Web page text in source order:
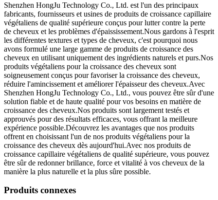
Shenzhen HongJu Technology Co., Ltd. est l'un des principaux
fabricants, fournisseurs et usines de produits de croissance capillaire
végétaliens de qualité supérieure conçus pour lutter contre la perte
de cheveux et les problèmes d'épaississement.Nous gardons à l'esprit
les différentes textures et types de cheveux, c'est pourquoi nous
avons formulé une large gamme de produits de croissance des
cheveux en utilisant uniquement des ingrédients naturels et purs.Nos
produits végétaliens pour la croissance des cheveux sont
soigneusement conçus pour favoriser la croissance des cheveux,
réduire l'amincissement et améliorer l'épaisseur des cheveux.Avec
Shenzhen HongJu Technology Co., Ltd., vous pouvez être sûr d'une
solution fiable et de haute qualité pour vos besoins en matière de
croissance des cheveux.Nos produits sont largement testés et
approuvés pour des résultats efficaces, vous offrant la meilleure
expérience possible.Découvrez les avantages que nos produits
offrent en choisissant l'un de nos produits végétaliens pour la
croissance des cheveux dès aujourd'hui.Avec nos produits de
croissance capillaire végétaliens de qualité supérieure, vous pouvez
être sûr de redonner brillance, force et vitalité à vos cheveux de la
manière la plus naturelle et la plus sûre possible.
Produits connexes